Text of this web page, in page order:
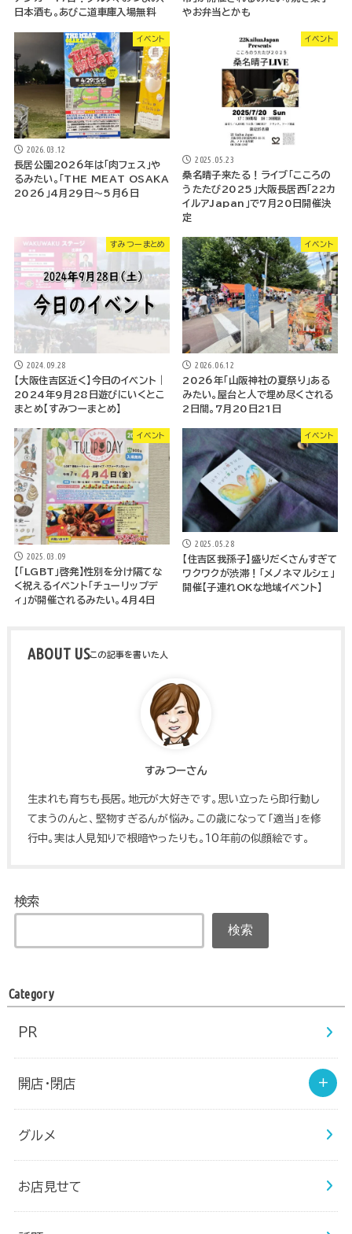
日本酒も。あびこ道車庫入場無料
やお弁当とかも
イベント
2026.03.12
長居公園2026年は「肉フェス」や
るみたい。「THE MEAT OSAKA
2026」4月29日～5月6日
イベント
2025.05.23
桑名晴子来たる！ライブ「こころの
うたたび2025」大阪長居西「22カ
イルアJapan」で7月20日開催決
定
すみつーまとめ
2024.09.28
【大阪住吉区近く】今日のイベント｜
2024年9月28日遊びにいくとこ
まとめ【すみつーまとめ】
イベント
2026.06.12
2026年「山阪神社の夏祭り」ある
みたい。屋台と人で埋め尽くされる
2日間。7月20日21日
イベント
2025.03.09
【「LGBT」啓発】性別を分け隔てな
く祝えるイベント「チューリップデ
ィ」が開催されるみたい。４月４日
イベント
2025.05.28
【住吉区我孫子】盛りだくさんすぎて
ワクワクが渋滞！「メノネマルシェ」
開催【子連れOKな地域イベント】
ABOUT US
すみつーさん
生まれも育ちも長居。地元が大好きです。思い立ったら即行動し
てまうのんと、堅物すぎるんが悩み。この歳になって「適当」を修
行中。実は人見知りで根暗やったりも。10年前の似顔絵です。
検索
検索
Category
PR
開店・閉店
グルメ
お店見せて